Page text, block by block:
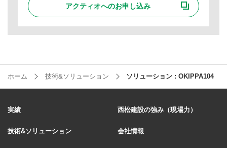
アクティオへのお申し込み
ホーム 技術&ソリューション ソリューション : OKIPPA104
実績 西松建設の強み（現場力）
技術&ソリューション 会社情報